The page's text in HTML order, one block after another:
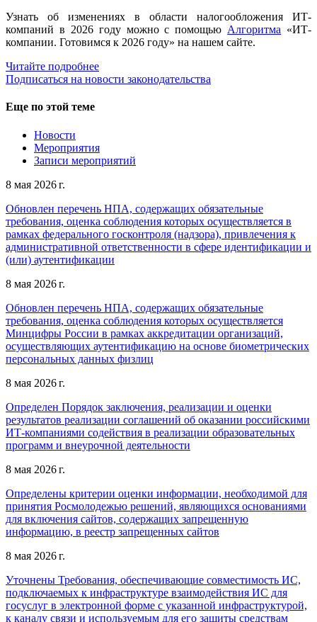
Узнать об изменениях в области налогообложения ИТ-
компаний в 2026 году можно с помощью Алгоритма «ИТ-
компании. Готовимся к 2026 году» на нашем сайте.
Читайте подробнее
Подписаться на новости законодательства
Еще по этой теме
Новости
Мероприятия
Записи мероприятий
8 мая 2026 г.
Обновлен перечень НПА, содержащих обязательные
требования, оценка соблюдения которых осуществляется в
рамках федерального госконтроля (надзора), привлечения к
административной ответственности в сфере идентификации и
(или) аутентификации
8 мая 2026 г.
Обновлен перечень НПА, содержащих обязательные
требования, оценка соблюдения которых осуществляется
Минцифры России в рамках аккредитации организаций,
осуществляющих аутентификацию на основе биометрических
персональных данных физлиц
8 мая 2026 г.
Определен Порядок заключения, реализации и оценки
результатов реализации соглашений об оказании российскими
ИТ-компаниями содействия в реализации образовательных
программ и внеурочной деятельности
8 мая 2026 г.
Определены критерии оценки информации, необходимой для
принятия Росмолодежью решений, являющихся основаниями
для включения сайтов, содержащих запрещенную
информацию, в реестр запрещенных сайтов
8 мая 2026 г.
Уточнены Требования, обеспечивающие совместимость ИС,
подключаемых к инфраструктуре взаимодействия ИС для
госуслуг в электронной форме с указанной инфраструктурой,
к каналу связи и используемым для его защиты средствам